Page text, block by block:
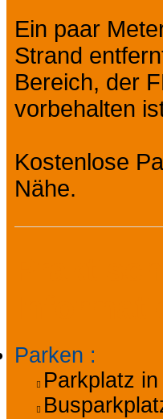
Ein paar
Strand
Bereich, der
vorbehalten
Kostenlose
Nähe.
Parken :
Parkplatz